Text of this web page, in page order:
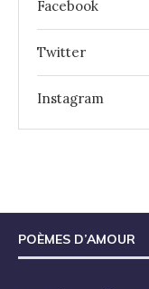
Facebook
Twitter
Instagram
POÈMES D’AMOUR